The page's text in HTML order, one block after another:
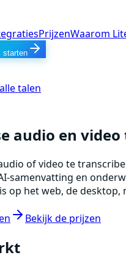
PrijzenWaarom
starten
talen
audio en
of video te
samenvatting en
op het web, de desktop,
Bekijk de prijzen